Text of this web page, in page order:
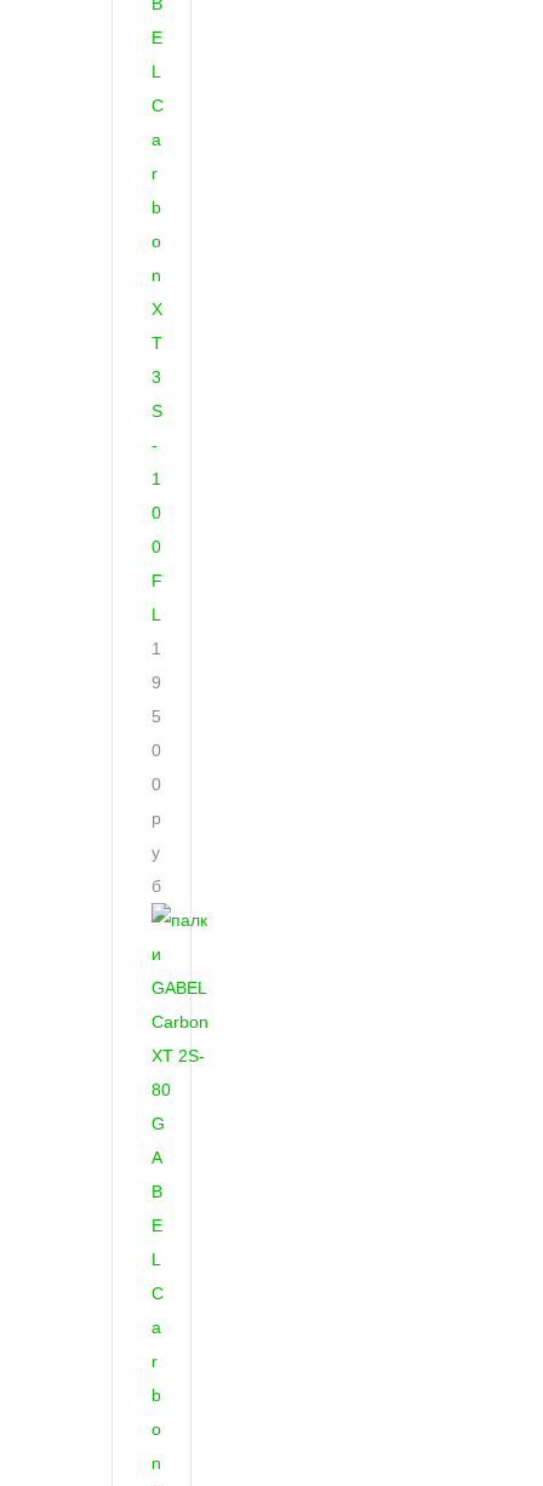
E
L
C
a
r
b
o
n
X
T
3
S
-
1
0
0
F
L
1
9
5
0
0
р
у
б
G
A
B
E
L
C
a
r
b
o
n